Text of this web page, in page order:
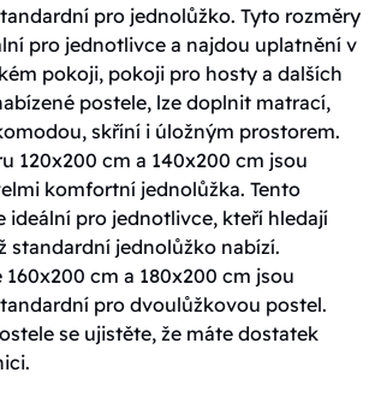
pro jednolůžko. Tyto rozměry
pro jednotlivce a najdou uplatnění v
pokoji, pokoji pro hosty a dalších
postele, lze doplnit matrací,
skříní i úložným prostorem.
120x200 cm a 140x200 cm jsou
komfortní jednolůžka. Tento
ideální pro jednotlivce, kteří hledají
standardní jednolůžko nabízí.
cm a 180x200 cm jsou
pro dvoulůžkovou postel.
se ujistěte, že máte dostatek